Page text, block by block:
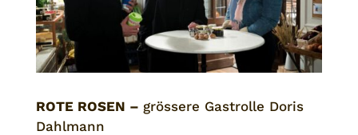
ROTE ROSEN – grössere Gastrolle Doris
Dahlmann